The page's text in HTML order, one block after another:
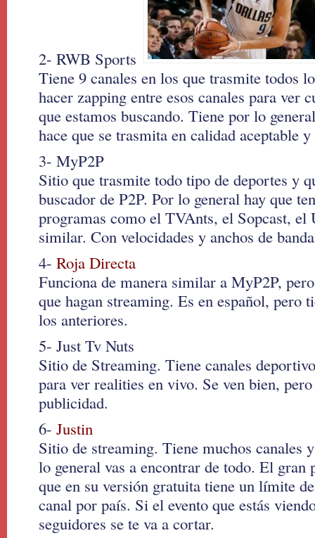
2- RWB Sports
Tiene 9 canales en los que trasmite todos
hacer zapping entre esos canales para ver
que estamos buscando. Tiene por lo
hace que se trasmita en calidad aceptable
3- MyP2P
Sitio que trasmite todo tipo de deportes y
buscador de P2P. Por lo general hay que
programas como el TVAnts, el Sopcast, el
similar. Con velocidades y anchos de
4- Roja Directa
Funciona de manera similar a MyP2P,
que hagan streaming. Es en español, pero
los anteriores.
5- Just Tv Nuts
Sitio de Streaming. Tiene canales
para ver realities en vivo. Se ven bien,
publicidad.
6- Justin
Sitio de streaming. Tiene muchos canales
lo general vas a encontrar de todo. El gran
que en su versión gratuita tiene un límite
canal por país. Si el evento que estás
seguidores se te va a cortar.